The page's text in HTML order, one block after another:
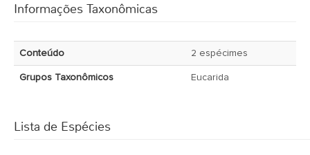
Informações Taxonômicas
Conteúdo 2 espécimes
Grupos Taxonômicos Eucarida
Lista de Espécies